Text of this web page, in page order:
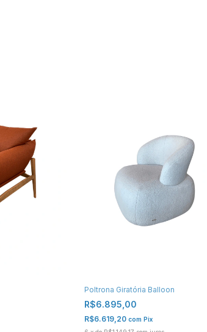
Poltrona Giratória Balloon
R$6.895,00
R$6.619,20 com Pix